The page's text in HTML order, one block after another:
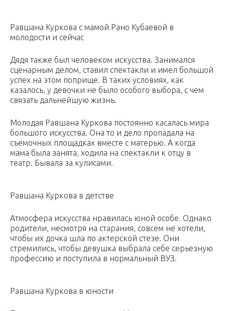
Равшана Куркова с мамой Рано Кубаевой в
молодости и сейчас
Дядя также был человеком искусства. Занимался
сценарным делом, ставил спектакли и имел большой
успех на этом поприще. В таких условиях, как
казалось, у девочки не было особого выбора, с чем
связать дальнейшую жизнь.
Молодая Равшана Куркова постоянно касалась мира
большого искусства. Она то и дело пропадала на
съемочных площадках вместе с матерью. А когда
мама была занята, ходила на спектакли к отцу в
театр. Бывала за кулисами.
Равшана Куркова в детстве
Атмосфера искусства нравилась юной особе. Однако
родители, несмотря на старания, совсем не хотели,
чтобы их дочка шла по актерской стезе. Они
стремились, чтобы девушка выбрала себе серьезную
профессию и поступила в нормальный ВУЗ.
Равшана Куркова в юности